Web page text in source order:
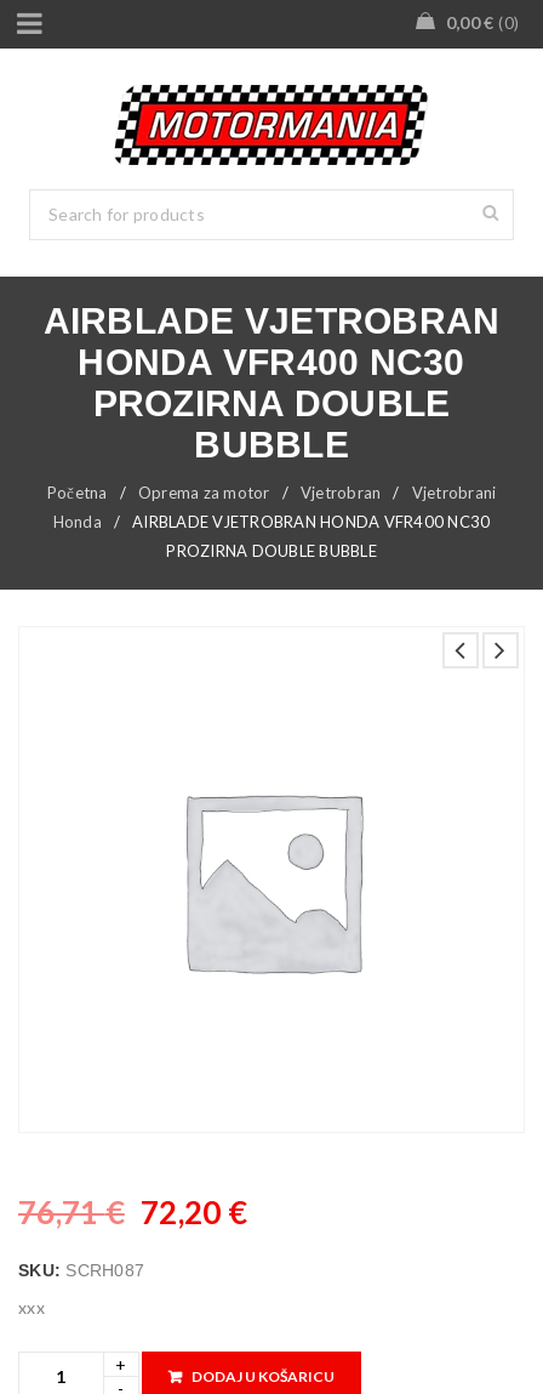
0,00€ 0
AIRBLADE VJETROBRAN
HONDA VFR400 NC30
PROZIRNA DOUBLE
BUBBLE
Početna / Oprema za motor / Vjetrobran /
Vjetrobrani
Honda
/
AIRBLADE VJETROBRAN HONDA VFR400 NC30
PROZIRNA DOUBLE BUBBLE
76,71€ 72,20 €
SKU: SCRH087
xxx
DODAJ U KOŠARICU